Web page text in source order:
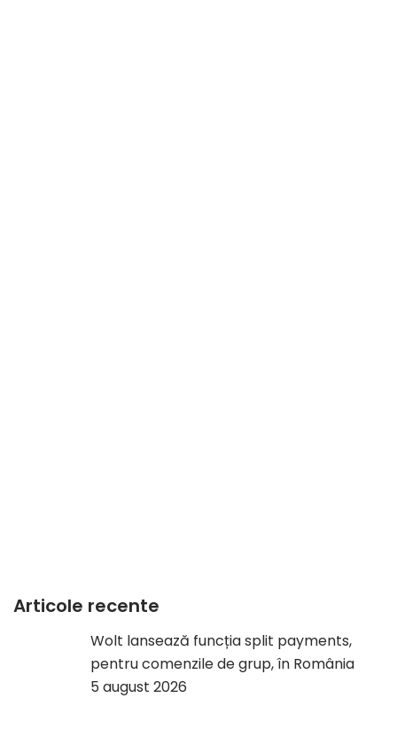
Articole recente
Wolt lansează funcția split payments,
pentru comenzile de grup, în România
5 august 2026